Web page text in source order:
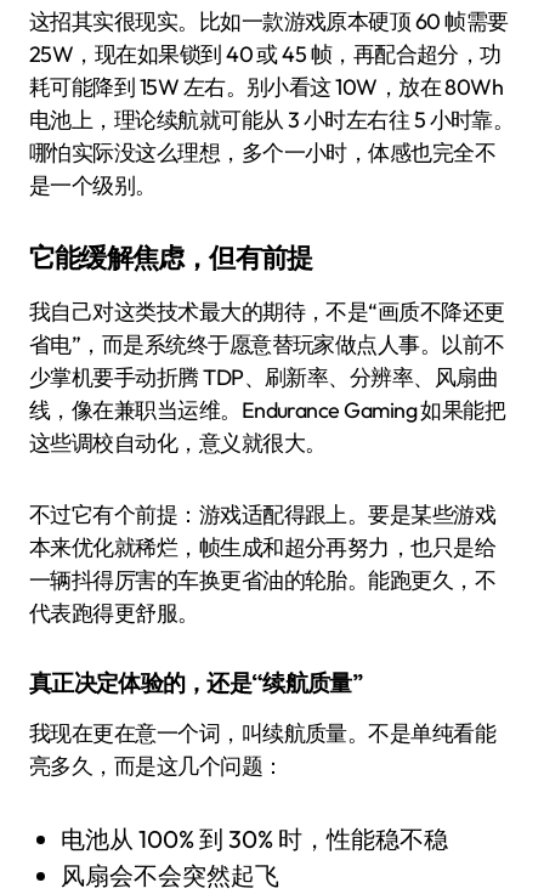
这招其实很现实。比如一款游戏原本硬顶 60 帧需要
25W，现在如果锁到 40 或 45 帧，再配合超分，功
耗可能降到 15W 左右。别小看这 10W，放在 80Wh
电池上，理论续航就可能从 3 小时左右往 5 小时靠。
哪怕实际没这么理想，多个一小时，体感也完全不
是一个级别。
它能缓解焦虑，但有前提
我自己对这类技术最大的期待，不是“画质不降还更
省电”，而是系统终于愿意替玩家做点人事。以前不
少掌机要手动折腾 TDP、刷新率、分辨率、风扇曲
线，像在兼职当运维。Endurance Gaming 如果能把
这些调校自动化，意义就很大。
不过它有个前提：游戏适配得跟上。要是某些游戏
本来优化就稀烂，帧生成和超分再努力，也只是给
一辆抖得厉害的车换更省油的轮胎。能跑更久，不
代表跑得更舒服。
真正决定体验的，还是“续航质量”
我现在更在意一个词，叫续航质量。不是单纯看能
亮多久，而是这几个问题：
电池从 100% 到 30% 时，性能稳不稳
风扇会不会突然起飞